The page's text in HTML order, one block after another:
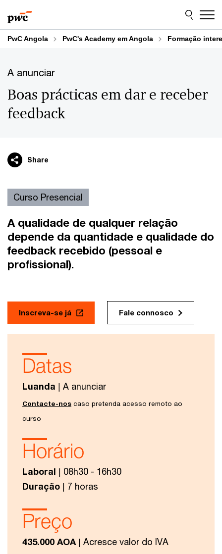
to
content
to
footer
PwC Angola PwC's Academy em Angola Formação
A anunciar
Boas prácticas em dar e receber
feedback
Share
Curso Presencial
A qualidade de qualquer relação
depende da quantidade e qualidade do
feedback recebido (pessoal e
profissional).
Inscreva-se já Fale connosco
Datas
Luanda | A anunciar
Contacte-nos caso pretenda acesso remoto ao
curso
Horário
Laboral | 08h30 - 16h30
Duração | 7 horas
Preço
435.000 AOA | Acresce valor do IVA